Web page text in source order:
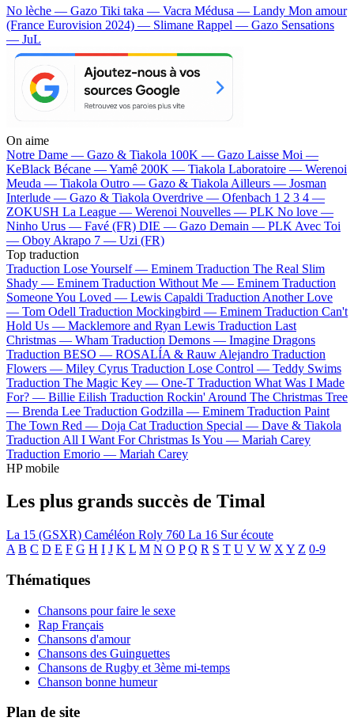
No lèche — Gazo Tiki taka — Vacra Médusa — Landy Mon amour
(France Eurovision 2024) — Slimane Rappel — Gazo Sensations
— JuL
On aime
Notre Dame — Gazo & Tiakola 100K — Gazo Laisse Moi —
KeBlack Bécane —Yamê 200K — Tiakola Laboratoire — Werenoi
Meuda — Tiakola Outro — Gazo & Tiakola Ailleurs — Josman
Interlude — Gazo & Tiakola Overdrive — Ofenbach 1 2 3 4 —
ZOKUSH La League — Werenoi Nouvelles — PLK No love —
Ninho Urus — Favé (FR) DIE — Gazo Demain — PLK Avec Toi
— Oboy Akrapo 7 — Uzi (FR)
Top traduction
Traduction Lose Yourself — Eminem Traduction The Real Slim
Shady — Eminem Traduction Without Me — Eminem Traduction
Someone You Loved — Lewis Capaldi Traduction Another Love
— Tom Odell Traduction Mockingbird — Eminem Traduction Can't
Hold Us — Macklemore and Ryan Lewis Traduction Last
Christmas — Wham Traduction Demons — Imagine Dragons
Traduction BESO — ROSALÍA & Rauw Alejandro Traduction
Flowers — Miley Cyrus Traduction Lose Control — Teddy Swims
Traduction The Magic Key — One-T Traduction What Was I Made
For? — Billie Eilish Traduction Rockin' Around The Christmas Tree
— Brenda Lee Traduction Godzilla — Eminem Traduction Paint
The Town Red — Doja Cat Traduction Special — Dave & Tiakola
Traduction All I Want For Christmas Is You — Mariah Carey
Traduction Emorio — Mariah Carey
HP mobile
Les plus grands succès de Timal
La 15 (GSXR) Caméléon Roly 760 La 16 Sur écoute
A B C D E F G H I J K L M N O P Q R S T U V W X Y Z 0-9
Thématiques
Chansons pour faire le sexe
Rap Français
Chansons d'amour
Chansons des Guinguettes
Chansons de Rugby et 3ème mi-temps
Chanson bonne humeur
Plan de site